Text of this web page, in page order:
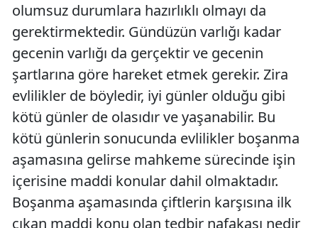
olumsuz durumlara hazırlıklı olmayı da
gerektirmektedir. Gündüzün varlığı kadar
gecenin varlığı da gerçektir ve gecenin
şartlarına göre hareket etmek gerekir. Zira
evlilikler de böyledir, iyi günler olduğu gibi
kötü günler de olasıdır ve yaşanabilir. Bu
kötü günlerin sonucunda evlilikler boşanma
aşamasına gelirse mahkeme sürecinde işin
içerisine maddi konular dahil olmaktadır.
Boşanma aşamasında çiftlerin karşısına ilk
çıkan maddi konu olan tedbir nafakası nedir